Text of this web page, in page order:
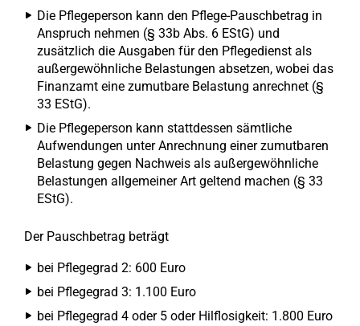
Die Pflegeperson kann den Pflege-Pauschbetrag in
Anspruch nehmen (§ 33b Abs. 6 EStG) und
zusätzlich die Ausgaben für den Pflegedienst als
außergewöhnliche Belastungen absetzen, wobei das
Finanzamt eine zumutbare Belastung anrechnet (§
33 EStG).
Die Pflegeperson kann stattdessen sämtliche
Aufwendungen unter Anrechnung einer zumutbaren
Belastung gegen Nachweis als außergewöhnliche
Belastungen allgemeiner Art geltend machen (§ 33
EStG).
Der Pauschbetrag beträgt
bei Pflegegrad 2: 600 Euro
bei Pflegegrad 3: 1.100 Euro
bei Pflegegrad 4 oder 5 oder Hilflosigkeit: 1.800 Euro